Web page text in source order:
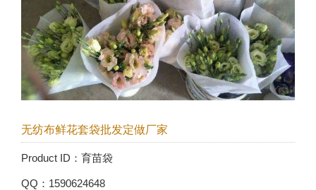
无纺布鲜花套袋批发定做厂家
Product ID：育苗袋
QQ：1590624648